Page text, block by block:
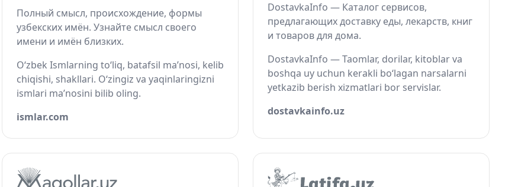
Полный смысл, происхождение, формы
узбекских имён. Узнайте смысл своего
имени и имён близких.
O‘zbek Ismlarning to‘liq, batafsil ma’nosi, kelib
chiqishi, shakllari. O‘zingiz va yaqinlaringizni
ismlari ma’nosini bilib oling.
ismlar.com
DostavkaInfo — Каталог сервисов,
предлагающих доставку еды, лекарств, книг
и товаров для дома.
DostavkaInfo — Taomlar, dorilar, kitoblar va
boshqa uy uchun kerakli bo‘lagan narsalarni
yetkazib berish xizmatlari bor servislar.
dostavkainfo.uz